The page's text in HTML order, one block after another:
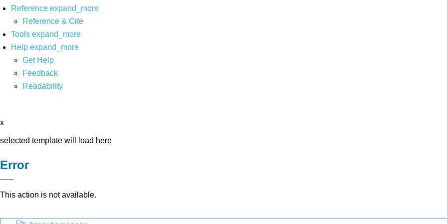
Reference expand_more
Reference & Cite
Tools expand_more
Help expand_more
Get Help
Feedback
Readability
x
selected template will load here
Error
This action is not available.